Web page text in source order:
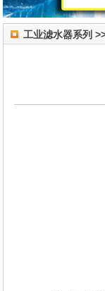
工业滤水器系列